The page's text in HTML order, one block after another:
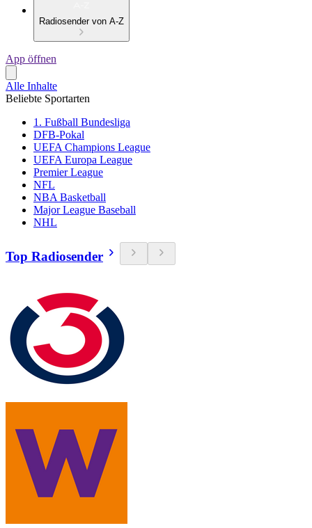
Radiosender von A-Z
App öffnen
Alle Inhalte
Beliebte Sportarten
1. Fußball Bundesliga
DFB-Pokal
UEFA Champions League
UEFA Europa League
Premier League
NFL
NBA Basketball
Major League Baseball
NHL
Top Radiosender